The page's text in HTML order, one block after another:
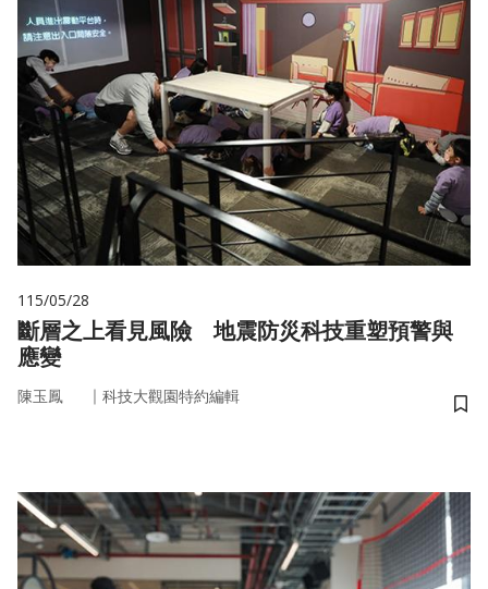
115/05/28
斷層之上看見風險 地震防災科技重塑預警與
應變
陳玉鳳 ｜ 科技大觀園特約編輯
儲